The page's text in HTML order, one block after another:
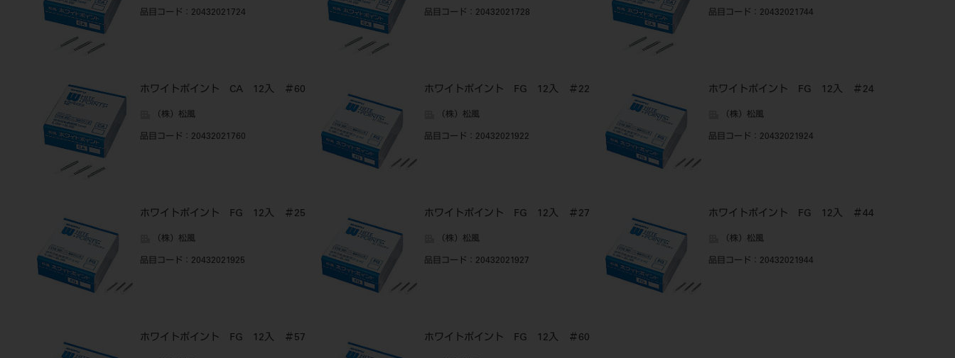
品目コード ：20432021724 品目コード ：20432021728 品目コード ：20432021744
ホワイトポイント CA 12入 ＃60
（株）松風
品目コード ：20432021760
ホワイトポイント FG 12入 ＃22
（株）松風
品目コード ：20432021922
ホワイトポイント FG 12入 ＃24
（株）松風
品目コード ：20432021924
ホワイトポイント FG 12入 ＃25
（株）松風
品目コード ：20432021925
ホワイトポイント FG 12入 ＃27
（株）松風
品目コード ：20432021927
ホワイトポイント FG 12入 ＃44
（株）松風
品目コード ：20432021944
ホワイトポイント FG 12入 ＃57 ホワイトポイント FG 12入 ＃60